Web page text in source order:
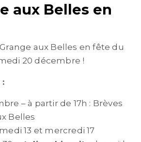
aux Belles en
aux Belles en fête du
20 décembre !
:
– à partir de 17h : Brèves
Belles
13 et mercredi 17